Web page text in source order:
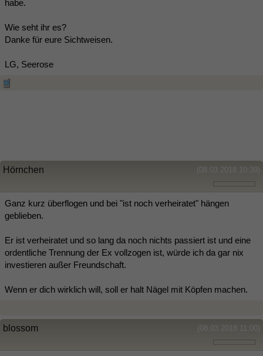
habe.
Wie seht ihr es?
Danke für eure Sichtweisen.
LG, Seerose
(08.03.2018 10:39)
Hörnchen
Ganz kurz überflogen und bei "ist noch verheiratet" hängen
geblieben.
Er ist verheiratet und so lang da noch nichts passiert ist und eine
ordentliche Trennung der Ex vollzogen ist, würde ich da gar nix
investieren außer Freundschaft.
Wenn er dich wirklich will, soll er halt Nägel mit Köpfen machen.
(08.03.2018 11:00)
blossom